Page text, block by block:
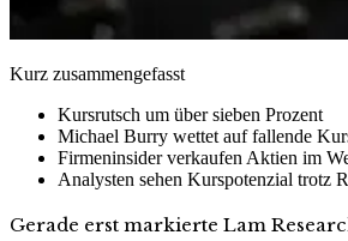
Kurz zusammengefasst
Kursrutsch um über sieben Prozent
Michael Burry wettet auf fallende
Firmeninsider verkaufen Aktien im
Analysten sehen Kurspotenzial trotz
Gerade erst markierte Lam